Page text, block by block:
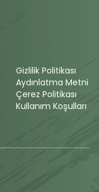
Gizlilik Politikası
Aydınlatma Metni
Çerez Politikası
Kullanım Koşulları